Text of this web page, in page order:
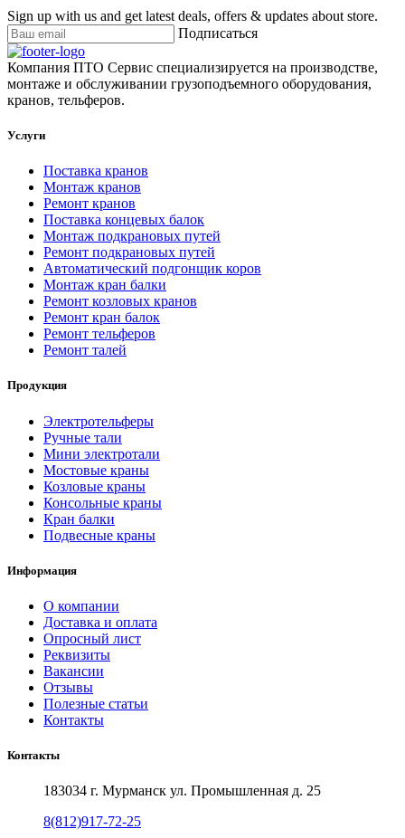
Sign up with us and get latest deals, offers & updates about store.
Подписаться
Компания ПТО Сервис специализируется на производстве,
монтаже и обслуживании грузоподъемного оборудования,
кранов, тельферов.
Услуги
Поставка кранов
Монтаж кранов
Ремонт кранов
Поставка концевых балок
Монтаж подкрановых путей
Ремонт подкрановых путей
Автоматический подгонщик коров
Монтаж кран балки
Ремонт козловых кранов
Ремонт кран балок
Ремонт тельферов
Ремонт талей
Продукция
Электротельферы
Ручные тали
Мини электротали
Мостовые краны
Козловые краны
Консольные краны
Кран балки
Подвесные краны
Информация
О компании
Доставка и оплата
Опросный лист
Реквизиты
Вакансии
Отзывы
Полезные статьи
Контакты
Контакты
183034 г. Мурманск ул. Промышленная д. 25
8(812)917-72-25